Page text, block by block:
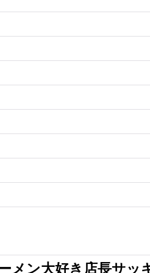
メン大好き店長サッ